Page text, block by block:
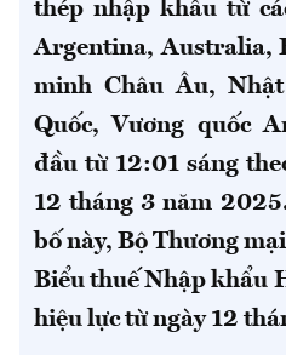
thép nhập khẩu từ
Argentina, Australia,
minh Châu Âu,
Quốc, Vương quốc
đầu từ 12:01 sáng
12 tháng 3 năm
bố này, Bộ Thương
Biểu thuế Nhập khẩu
hiệu lực từ ngày 12